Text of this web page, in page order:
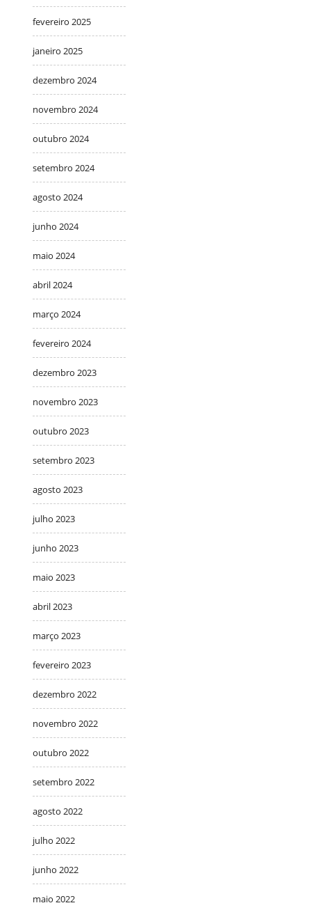
fevereiro 2025
janeiro 2025
dezembro 2024
novembro 2024
outubro 2024
setembro 2024
agosto 2024
junho 2024
maio 2024
abril 2024
março 2024
fevereiro 2024
dezembro 2023
novembro 2023
outubro 2023
setembro 2023
agosto 2023
julho 2023
junho 2023
maio 2023
abril 2023
março 2023
fevereiro 2023
dezembro 2022
novembro 2022
outubro 2022
setembro 2022
agosto 2022
julho 2022
junho 2022
maio 2022